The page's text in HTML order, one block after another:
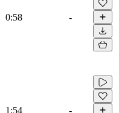
0:58 -
1:54 -